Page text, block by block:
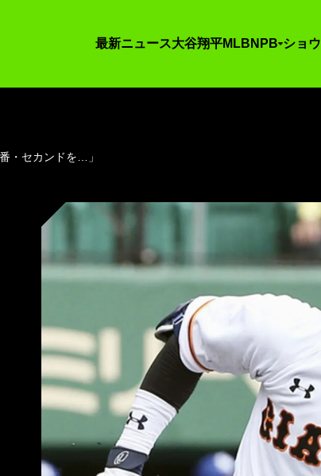
最新ニュース大谷翔平MLB NPB ショ
・セカンドを…」